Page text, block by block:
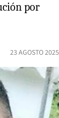
por
23 AGOSTO 2025